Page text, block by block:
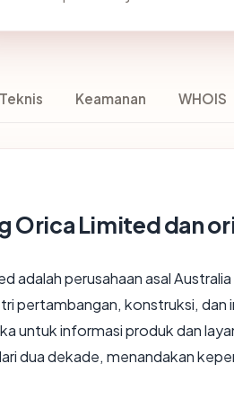
Teknis Keamanan WHOIS
Orica Limited dan
adalah perusahaan asal
pertambangan, konstruksi,
untuk informasi produk dan
dua dekade, menandakan